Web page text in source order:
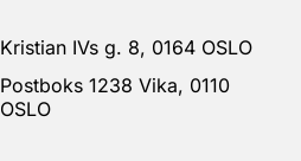
Kristian IVs g. 8, 0164 OSLO
Postboks 1238 Vika, 0110
OSLO